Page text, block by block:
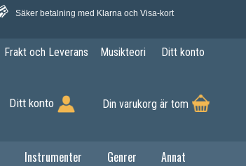
Säker betalning med Klarna och Visa-kort
Frakt och Leverans Musikteori Ditt konto
Ditt konto Din varukorg är tom
Instrumenter Genrer Annat